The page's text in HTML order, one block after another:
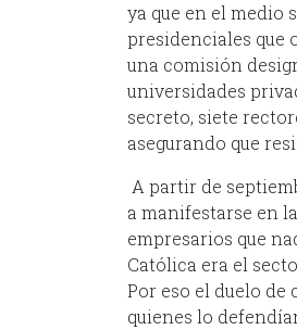
ya que en el medio
presidenciales que
una comisión
universidades
secreto, siete
asegurando que
A partir de
a manifestarse en
empresarios que
Católica era el
Por eso el duelo
quienes lo